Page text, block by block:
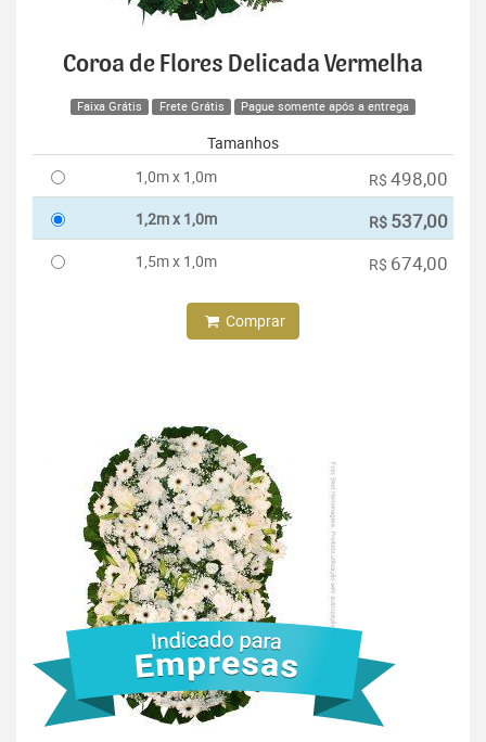
Coroa de Flores Delicada Vermelha
Faixa Grátis Frete Grátis Pague somente após a entrega
Tamanhos
1,0m x 1,0m
R$ 498,00
1,2m x 1,0m R$ 537,00
1,5m x 1,0m R$ 674,00
Comprar